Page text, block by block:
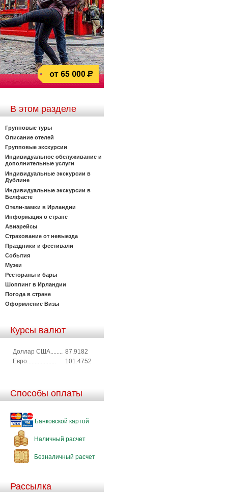
В этом разделе
Групповые туры
Описание отелей
Групповые экскурсии
Индивидуальное обслуживание и
дополнительные услуги
Индивидуальные экскурсии в
Дублине
Индивидуальные экскурсии в
Белфасте
Отели-замки в Ирландии
Информация о стране
Авиарейсы
Страхование от невыезда
Праздники и фестивали
События
Музеи
Рестораны и бары
Шоппинг в Ирландии
Погода в стране
Оформление Визы
Курсы валют
Доллар США........ 87.9182
Евро...................
101.4752
Способы оплаты
Банковской картой
Наличный расчет
Безналичный расчет
Рассылка